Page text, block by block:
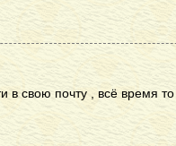
в свою почту , всё время